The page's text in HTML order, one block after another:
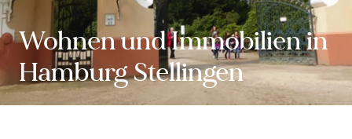
Wohnen und Immobilien in
Hamburg Stellingen